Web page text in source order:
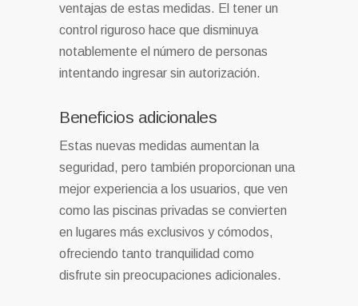
ventajas de estas medidas. El tener un
control riguroso hace que disminuya
notablemente el número de personas
intentando ingresar sin autorización.
Beneficios adicionales
Estas nuevas medidas aumentan la
seguridad, pero también proporcionan una
mejor experiencia a los usuarios, que ven
como las piscinas privadas se convierten
en lugares más exclusivos y cómodos,
ofreciendo tanto tranquilidad como
disfrute sin preocupaciones adicionales.